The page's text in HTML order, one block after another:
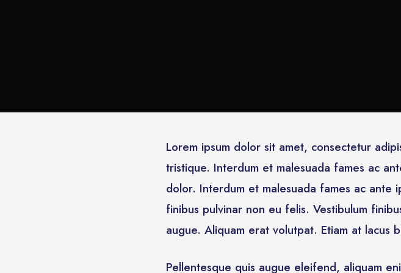
Lorem ipsum dolor sit amet, consectetur
tristique. Interdum et malesuada fames ac
dolor. Interdum et malesuada fames ac ante
finibus pulvinar non eu felis. Vestibulum
augue. Aliquam erat volutpat. Etiam at lacus
Pellentesque quis augue eleifend, aliquam